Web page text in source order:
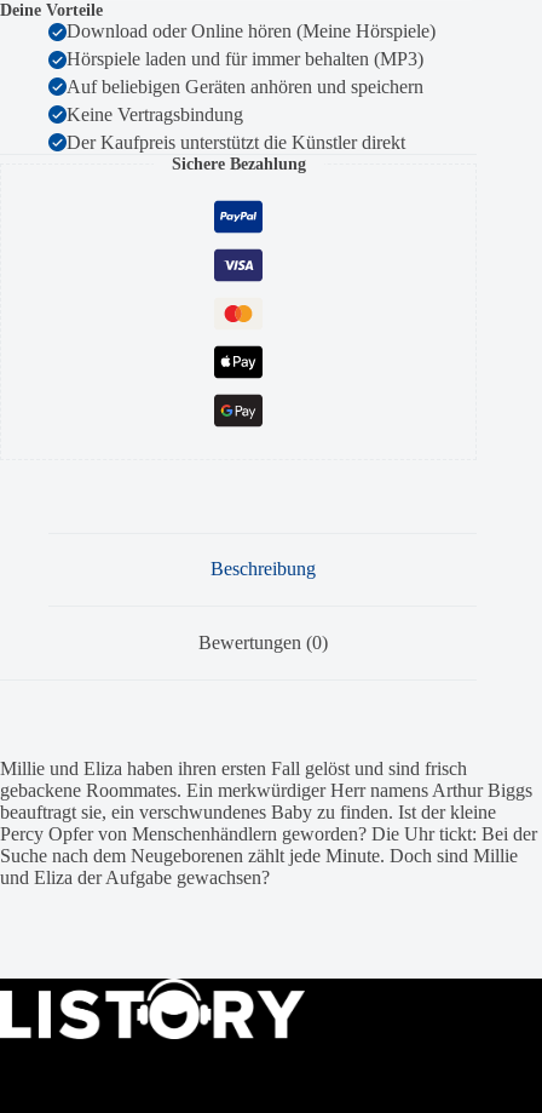
Deine Vorteile
Download oder Online hören (Meine Hörspiele)
Hörspiele laden und für immer behalten (MP3)
Auf beliebigen Geräten anhören und speichern
Keine Vertragsbindung
Der Kaufpreis unterstützt die Künstler direkt
Sichere Bezahlung
Beschreibung
Bewertungen (0)
Millie und Eliza haben ihren ersten Fall gelöst und sind frisch
gebackene Roommates. Ein merkwürdiger Herr namens Arthur Biggs
beauftragt sie, ein verschwundenes Baby zu finden. Ist der kleine
Percy Opfer von Menschenhändlern geworden? Die Uhr tickt: Bei der
Suche nach dem Neugeborenen zählt jede Minute. Doch sind Millie
und Eliza der Aufgabe gewachsen?